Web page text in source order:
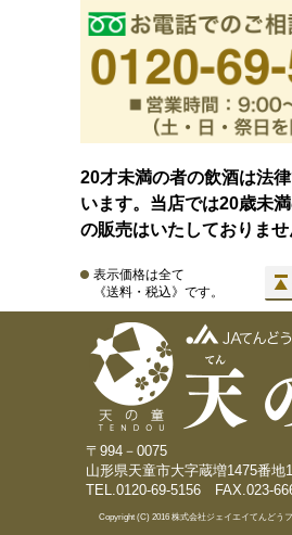
20才未満の者の飲酒は法
います。当店では20歳未
の販売はいたしておりませ
表示価格は全て
《送料・税込》です。
〒994－0075
山形県天童市大字蔵増1475番地
TEL.0120-69-5156 FAX.023-
Copyright (C) 2016 株式会社ジェイエイてんどう